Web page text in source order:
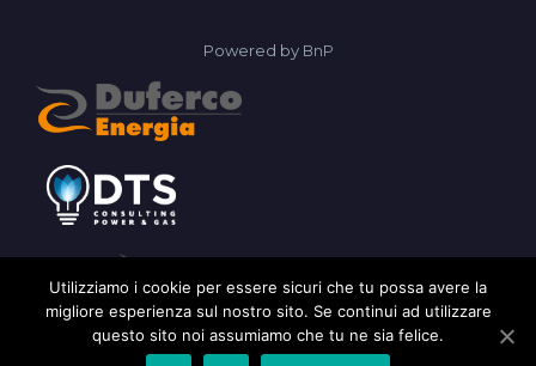
Powered by BnP
2026 © AGIAI
Utilizziamo i cookie per essere sicuri che tu possa avere la
migliore esperienza sul nostro sito. Se continui ad utilizzare
questo sito noi assumiamo che tu ne sia felice.